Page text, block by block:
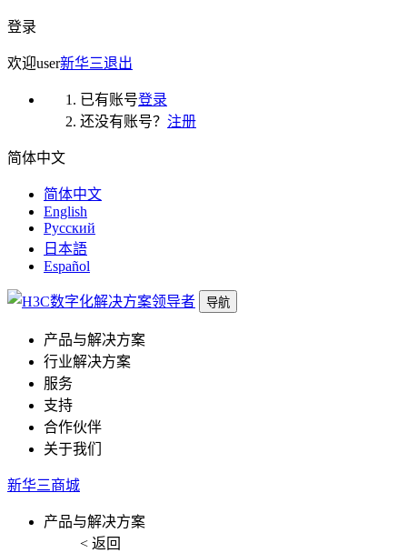
登录
欢迎user新华三退出
已有账号登录
还没有账号？ 注册
简体中文
简体中文
English
Русский
日本語
Español
导航
产品与解决方案
行业解决方案
服务
支持
合作伙伴
关于我们
新华三商城
产品与解决方案
< 返回